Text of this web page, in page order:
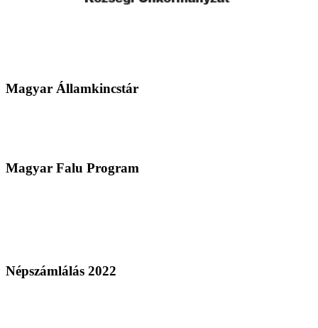
Magyar Államkincstár
Magyar Falu Program
Népszámlálás 2022